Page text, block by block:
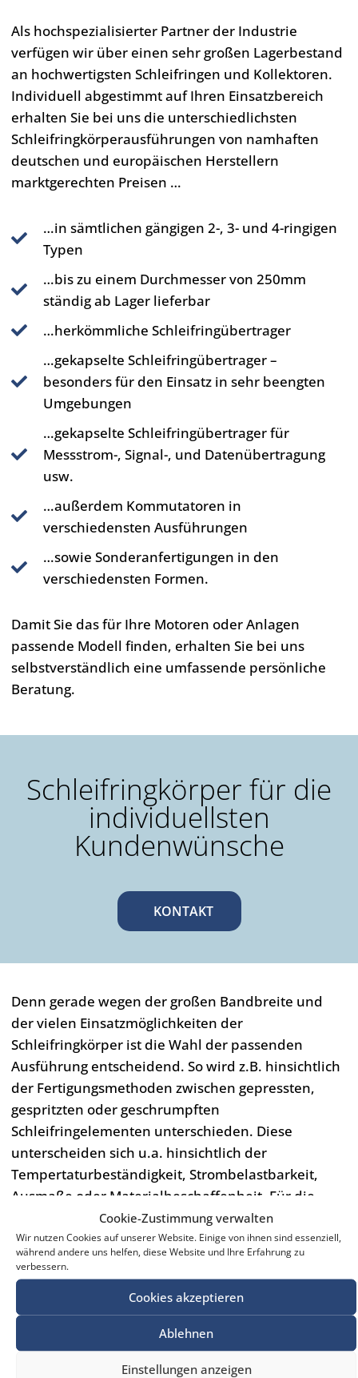
Cookie-Zustimmung verwalten
Wir nutzen Cookies auf unserer Website. Einige von ihnen sind essenziell,
während andere uns helfen, diese Website und Ihre Erfahrung zu
verbessern.
Cookies akzeptieren
Ablehnen
Einstellungen anzeigen
Als hochspezialisierter Partner der Industrie
verfügen wir über einen sehr großen Lagerbestand
an hochwertigsten Schleifringen und Kollektoren.
Individuell abgestimmt auf Ihren Einsatzbereich
erhalten Sie bei uns die unterschiedlichsten
Schleifringkörperausführungen von namhaften
deutschen und europäischen Herstellern
marktgerechten Preisen …
…in sämtlichen gängigen 2-, 3- und 4-ringigen
Typen
…bis zu einem Durchmesser von 250mm
ständig ab Lager lieferbar
…herkömmliche Schleifringübertrager
…gekapselte Schleifringübertrager –
besonders für den Einsatz in sehr beengten
Umgebungen
…gekapselte Schleifringübertrager für
Messstrom-, Signal-, und Datenübertragung
usw.
…außerdem Kommutatoren in
verschiedensten Ausführungen
…sowie Sonderanfertigungen in den
verschiedensten Formen.
Damit Sie das für Ihre Motoren oder Anlagen
passende Modell finden, erhalten Sie bei uns
selbstverständlich eine umfassende persönliche
Beratung.
Schleifringkörper für die
individuellsten
Kundenwünsche
KONTAKT
Denn gerade wegen der großen Bandbreite und
der vielen Einsatzmöglichkeiten der
Schleifringkörper ist die Wahl der passenden
Ausführung entscheidend. So wird z.B. hinsichtlich
der Fertigungsmethoden zwischen gepressten,
gespritzten oder geschrumpften
Schleifringelementen unterschieden. Diese
unterscheiden sich u.a. hinsichtlich der
Tempertaturbeständigkeit, Strombelastbarkeit,
Ausmaße oder Materialbeschaffenheit. Für die
Ringe unserer Schleifringkörper wird in erster Linie
eine Kupfer-Zinn-Zink-Gusslegierung (ehemals
Rotguss) verwendet, die sich in der Praxis über
Jahre bewährt hat. Aber auch andere Metall-
Legierungen und Beschichtungen der Schleifringe
z.B. für die Datenübertragung ist möglich.